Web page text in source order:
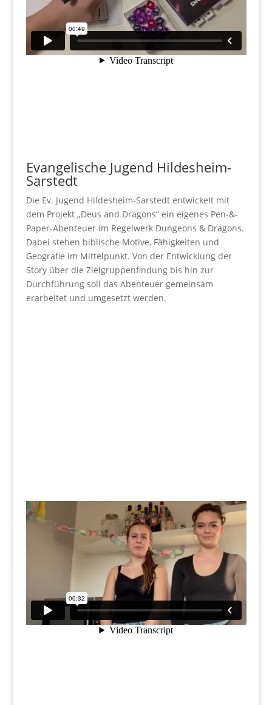
Evangelische Jugend Hildesheim-
Sarstedt
Die Ev. Jugend Hildesheim-Sarstedt entwickelt mit
dem Projekt „Deus and Dragons“ ein eigenes Pen-&-
Paper-Abenteuer im Regelwerk Dungeons & Dragons.
Dabei stehen biblische Motive, Fähigkeiten und
Geografie im Mittelpunkt. Von der Entwicklung der
Story über die Zielgruppenfindung bis hin zur
Durchführung soll das Abenteuer gemeinsam
erarbeitet und umgesetzt werden.